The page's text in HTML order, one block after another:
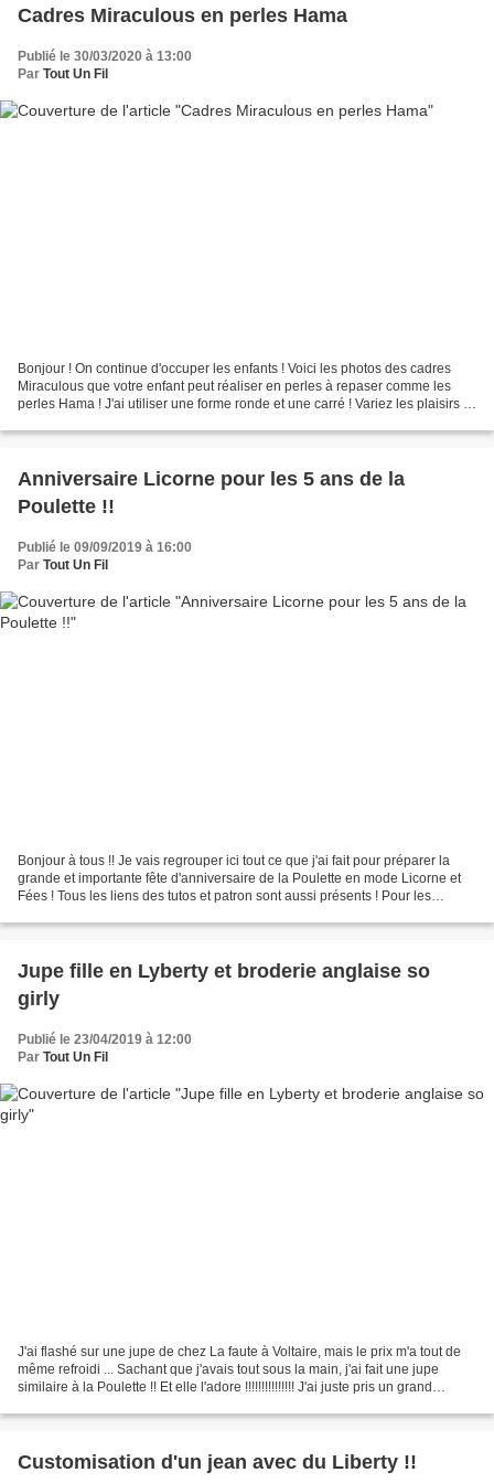
Cadres Miraculous en perles Hama
Publié le 30/03/2020 à 13:00
Par Tout Un Fil
Bonjour ! On continue d'occuper les enfants ! Voici les photos des cadres
Miraculous que votre enfant peut réaliser en perles à repaser comme les
perles Hama ! J'ai utiliser une forme ronde et une carré ! Variez les plaisirs et
Anniversaire Licorne pour les 5 ans de la
Poulette !!
Publié le 09/09/2019 à 16:00
Par Tout Un Fil
Bonjour à tous !! Je vais regrouper ici tout ce que j'ai fait pour préparer la
grande et importante fête d'anniversaire de la Poulette en mode Licorne et
Fées ! Tous les liens des tutos et patron sont aussi présents ! Pour les
Jupe fille en Lyberty et broderie anglaise so
girly
Publié le 23/04/2019 à 12:00
Par Tout Un Fil
J'ai flashé sur une jupe de chez La faute à Voltaire, mais le prix m'a tout de
même refroidi ... Sachant que j'avais tout sous la main, j'ai fait une jupe
similaire à la Poulette !! Et elle l'adore !!!!!!!!!!!!!!! J'ai juste pris un grand
Customisation d'un jean avec du Liberty !!